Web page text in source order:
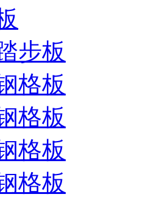
步板
格板
格板
格板
格板